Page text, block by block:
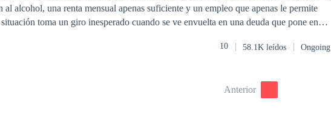
al alcohol, una renta mensual apenas suficiente y un empleo que apenas le permite
toma un giro inesperado cuando se ve envuelta en una deuda que pone en
con la esperanza de saldar la deuda que los amenaza. Sin embargo, mientras se
10 58.1K leídos Ongoing
Anterior